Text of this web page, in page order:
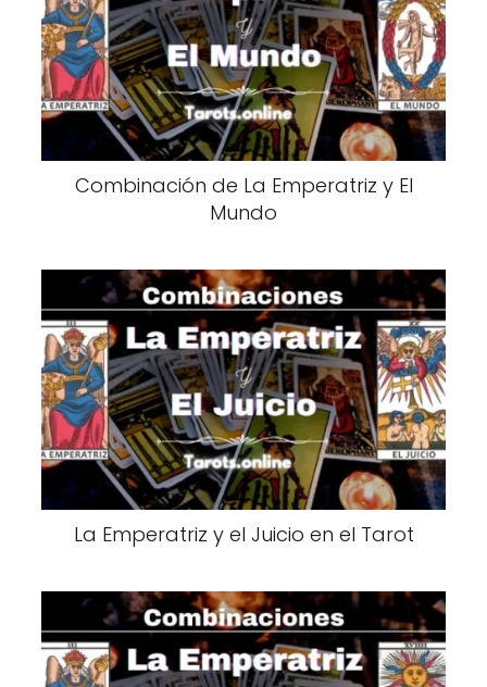
Combinación de La Emperatriz y El
Mundo
La Emperatriz y el Juicio en el Tarot